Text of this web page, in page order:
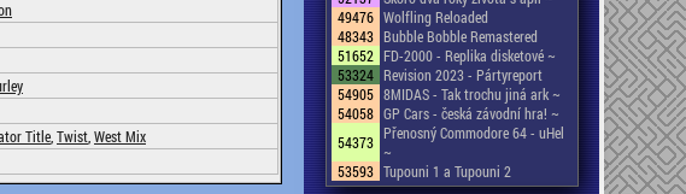
Title Twist West Mix
49476 Wolfling Reloaded
48343 Bubble Bobble Remastered
51652 FD-2000 - Replika disketové ~
53324 Revision 2023 - Pártyreport
54905 8MIDAS - Tak trochu jiná ark ~
54058 GP Cars - česká závodní hra! ~
54373 Přenosný Commodore 64 - uHel
~
53593 Tupouni 1 a Tupouni 2